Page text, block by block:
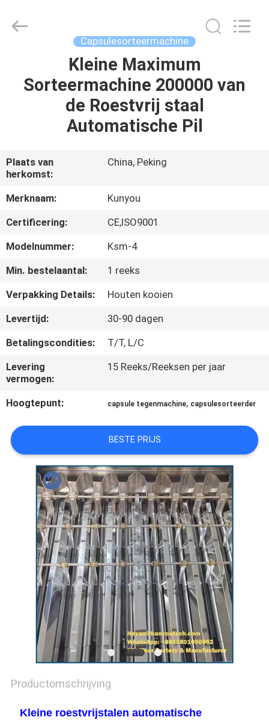
PRODUCTEN
OVER
ONS
FABRIEKSTOCHT
KWALITEITSCONTROLE
NIEUWS
VRAAG
EEN
OFFERTE
SITEMAP
PRIVACY
POLICY
Pharmatech
Capsulesorteermachine
Kleine Maximum
Sorteermachine 200000 van
de Roestvrij staal
Automatische Pil
Plaats van
herkomst:
China, Peking
Merknaam:
Kunyou
Certificering:
CE,ISO9001
Modelnummer:
Ksm-4
Min. bestelaantal:
1 reeks
Verpakking Details:
Houten kooien
Levertijd:
30-90 dagen
Betalingscondities:
T/T, L/C
Levering
vermogen:
15 Reeks/Reeksen per jaar
Hoogtepunt: capsule tegenmachine, capsulesorteerder
BESTE PRIJS
Productomschrijving
Kleine roestvrijstalen automatische